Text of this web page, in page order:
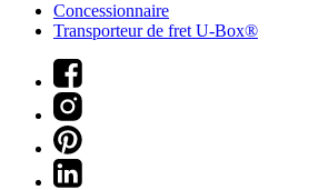
Concessionnaire
Transporteur de fret U-Box®